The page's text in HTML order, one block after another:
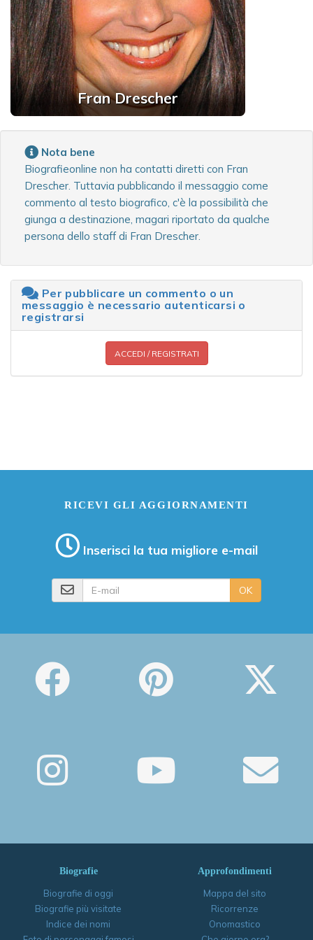
Fran Drescher
Nota bene
Biografieonline non ha contatti diretti con Fran
Drescher. Tuttavia pubblicando il messaggio come
commento al testo biografico, c'è la possibilità che
giunga a destinazione, magari riportato da qualche
persona dello staff di Fran Drescher.
Per pubblicare un commento o un
messaggio è necessario autenticarsi o
registrarsi
ACCEDI / REGISTRATI
RICEVI GLI AGGIORNAMENTI
Inserisci la tua migliore e-mail
OK
Biografie
Biografie di oggi
Biografie più visitate
Indice dei nomi
Approfondimenti
Mappa del sito
Ricorrenze
Onomastico